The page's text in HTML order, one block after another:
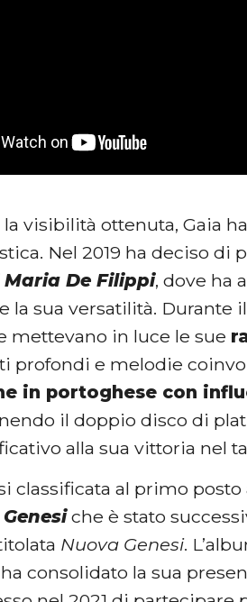
visibilità ottenuta, Gaia
Nel 2019 ha deciso di
De Filippi, dove ha
la sua versatilità. Durante
mettevano in luce le sue
profondi e melodie
in portoghese con
il doppio disco di
alla sua vittoria nel
classificata al primo
Genesiche è stato
Nuova Genesi.
consolidato la sua